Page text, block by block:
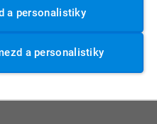
a personalistiky
a personalistiky